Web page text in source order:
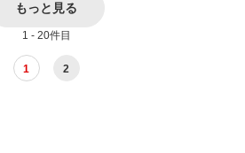
もっと見る
1 - 20件目
1 2